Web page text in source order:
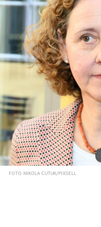
FOTO: NIKOLA CUTUK/PIXSELL